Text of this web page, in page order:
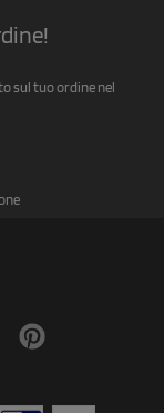
sul tuo ordine nel